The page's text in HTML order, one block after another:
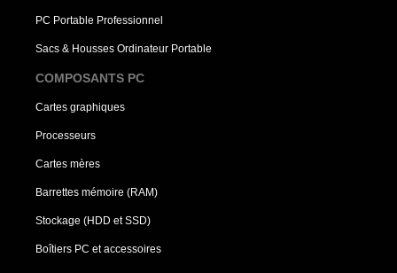
PC Portable Professionnel
Sacs & Housses Ordinateur Portable
COMPOSANTS PC
Cartes graphiques
Processeurs
Cartes mères
Barrettes mémoire (RAM)
Stockage (HDD et SSD)
Boîtiers PC et accessoires